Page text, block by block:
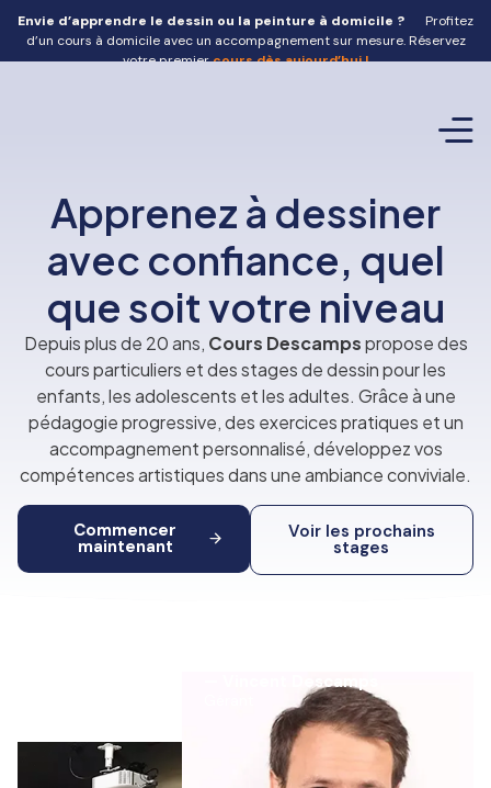
Envie d’apprendre le dessin ou la peinture à domicile ?
Profitez
d’un cours à domicile avec un accompagnement sur mesure. Réservez
votre premiercours dès aujourd’hui !
Apprenez à dessiner
avec confiance, quel
que soit votre niveau
Depuis plus de 20 ans, Cours Descampspropose des
cours particuliers et des stages de dessin pour les
enfants, les adolescents et les adultes. Grâce à une
pédagogie progressive, des exercices pratiques et un
accompagnement personnalisé, développez vos
compétences artistiques dans une ambiance conviviale.
Commencer
maintenant
Voir les prochains
stages
— Vincent Descamps